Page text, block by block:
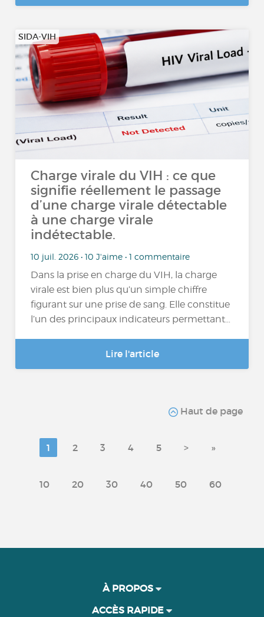
SIDA-VIH
Charge virale du VIH : ce que
signifie réellement le passage
d’une charge virale détectable
à une charge virale
indétectable.
10 juil. 2026 • 10 J'aime • 1 commentaire
Dans la prise en charge du VIH, la charge
virale est bien plus qu’un simple chiffre
figurant sur une prise de sang. Elle constitue
l’un des principaux indicateurs permettant…
Lire l'article
Haut de page
1 2 3 4 5 > »
10 20 30 40 50 60
À PROPOS
ACCÈS RAPIDE